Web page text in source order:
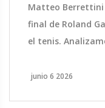
Matteo Berrettini
final de Roland
el tenis.
junio 6 2026